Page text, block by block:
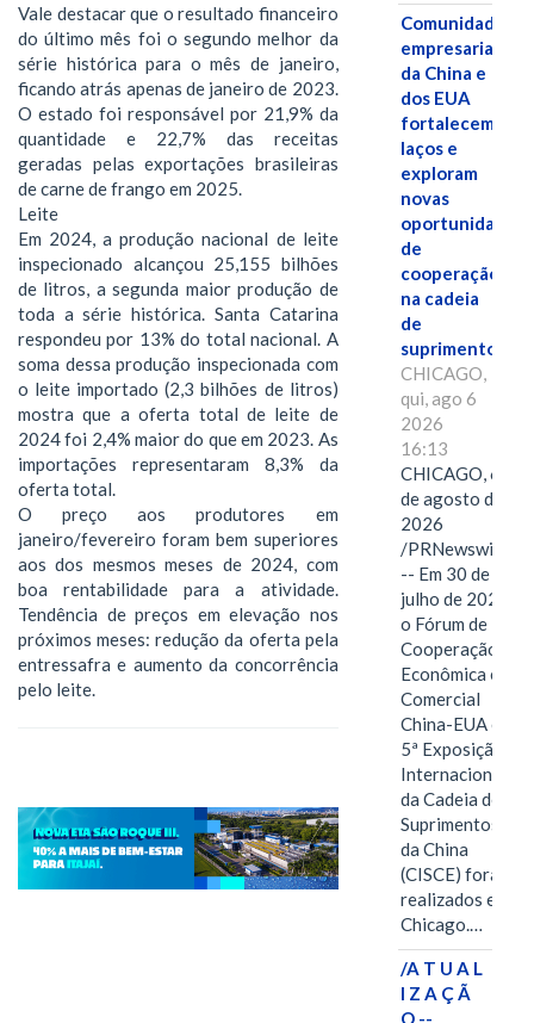
Vale destacar que o resultado financeiro
do último mês foi o segundo melhor da
série histórica para o mês de janeiro,
ficando atrás apenas de janeiro de 2023.
O estado foi responsável por 21,9% da
quantidade e 22,7% das receitas
geradas pelas exportações brasileiras
de carne de frango em 2025.
Leite
Em 2024, a produção nacional de leite
inspecionado alcançou 25,155 bilhões
de litros, a segunda maior produção de
toda a série histórica. Santa Catarina
respondeu por 13% do total nacional. A
soma dessa produção inspecionada com
o leite importado (2,3 bilhões de litros)
mostra que a oferta total de leite de
2024 foi 2,4% maior do que em 2023. As
importações representaram 8,3% da
oferta total.
O preço aos produtores em
janeiro/fevereiro foram bem superiores
aos dos mesmos meses de 2024, com
boa rentabilidade para a atividade.
Tendência de preços em elevação nos
próximos meses: redução da oferta pela
entressafra e aumento da concorrência
pelo leite.
Comunidades
empresariais
da China e
dos EUA
fortalecem
laços e
exploram
novas
oportunidades
de
cooperação
na cadeia
de
suprimentos.
CHICAGO,
qui, ago 6
2026
16:13
CHICAGO, 6
de agosto de
2026
/PRNewswire/
-- Em 30 de
julho de 2026,
o Fórum de
Cooperação
Econômica e
Comercial
China-EUA e a
5ª Exposição
Internacional
da Cadeia de
Suprimentos
da China
(CISCE) foram
realizados em
Chicago.…
/A T U A L
I Z A Ç Ã
O --